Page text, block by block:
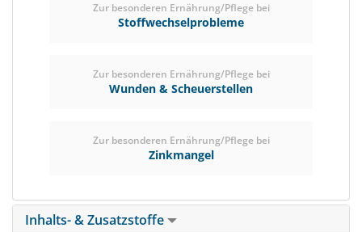
Zur besonderen Ernährung/Pflege bei
Stoffwechselprobleme
Zur besonderen Ernährung/Pflege bei
Wunden & Scheuerstellen
Zur besonderen Ernährung/Pflege bei
Zinkmangel
Inhalts- & Zusatzstoffe